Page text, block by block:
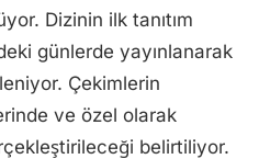
Dizinin ilk tanıtım
günlerde yayınlanarak
Çekimlerin
ve özel olarak
belirtiliyor.